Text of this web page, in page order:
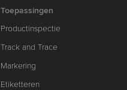
Toepassingen
Productinspectie
Track and Trace
Markering
Etiketteren